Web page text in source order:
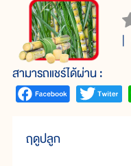
สามารถแชร์ได้ผ่าน :
ฤดูปลูก